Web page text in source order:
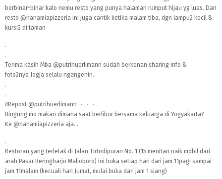
berbinar-binar kalo nemu resto yang punya halaman rumput hijau yg luas. Dan
resto @nanamiapizzeria ini juga cantik ketika malam tiba, dgn lampu2 kecil &
kursi2 di taman
.
.
Terima kasih Mba @putrihuerlimann sudah berkenan sharing info &
foto2nya Jogja selalu ngangenin..
.
.
#Repost @putrihuerlimann ・・・
Bingung mo makan dimana saat berlibur bersama keluarga di Yogyakarta?
Ke @nanamiapizzeria aja...
.
Restoran yang terletak di Jalan Tirtodipuran No. 1 (15 menitan naik mobil dari
arah Pasar Beringharjo Malioboro) ini buka setiap hari dari jam 11pagi sampai
jam 11malam (kecuali hari Jumat, mulai buka dari jam 1 siang)